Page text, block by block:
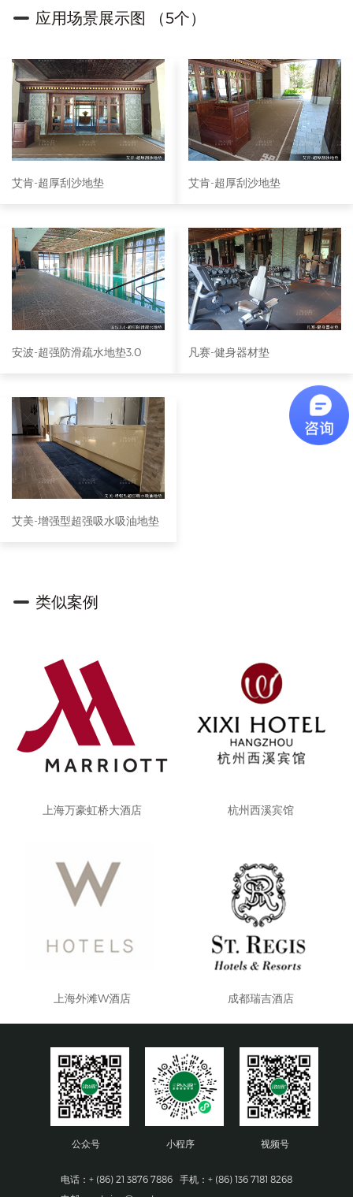
应用场景展示图 （5个）
艾肯-超厚刮沙地垫 艾肯-超厚刮沙地垫
安波-超强防滑疏水地垫3.0 凡赛-健身器材垫
艾美-增强型超强吸水吸油地垫
类似案例
上海万豪虹桥大酒店 杭州西溪宾馆
上海外滩W酒店 成都瑞吉酒店
电话：+ (86) 21 3876 7886 手机：+ (86) 136 7181 8268
公众号 小程序 视频号